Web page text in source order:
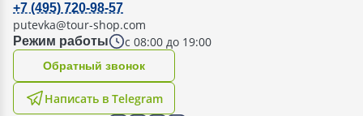
Режим работы с 08:00 до 19:00
+7 (495) 720-98-57
putevka@tour-shop.com
Написать в Telegram
Oбратный звонок